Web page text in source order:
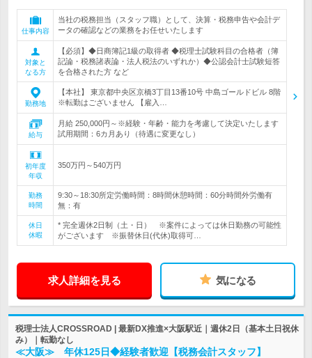
仕事内容
当社の税務担当（スタッフ職）として、決算・税務申告や会計デ
ータの確認などの業務をお任せいたします
対象と
なる方
【必須】◆日商簿記1級の取得者 ◆税理士試験科目の合格者（簿
記論・税務諸表論・法人税法のいずれか）◆公認会計士試験短答
を合格された方 など
勤務地
【本社】 東京都中央区京橋3丁目13番10号 中島ゴールドビル 8階
※転勤はございません 【雇入…
給与
月給 250,000円～※経験・年齢・能力を考慮して決定いたします
試用期間：6カ月あり（待遇に変更なし）
初年度
年収
350万円～540万円
勤務
時間
9:30～18:30所定労働時間：8時間休憩時間：60分時間外労働有
無：有
休日
休暇
* 完全週休2日制（土・日） ※案件によっては休日勤務の可能性
がございます ※振替休日(代休)取得可…
求人詳細を見る 気になる
税理士法人CROSSROAD | 最新DX推進×大阪駅近｜週休2日（基本土日祝休
み）｜転勤なし
≪大阪≫ 年休125日◆経験者歓迎【税務会計スタッフ】